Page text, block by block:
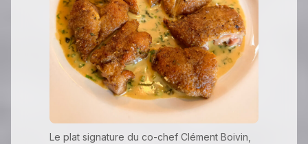
Le plat signature du co-chef Clément Boivin,